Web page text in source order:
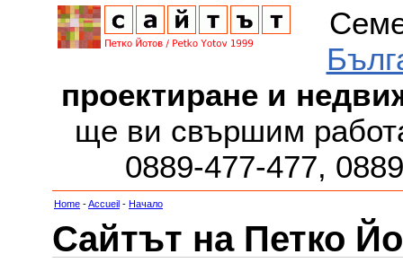
проектиране и
ще ви свършим
0889-477-477,
Home -Accueil - Начало
Сайтът на Петко